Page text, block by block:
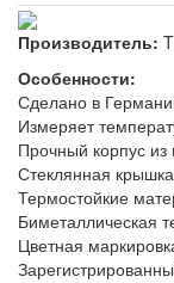
Производитель:
Особенности:
Сделано в
Измеряет
Прочный корпус из
Стеклянная крышка
Термостойкие
Биметаллическая
Цветная